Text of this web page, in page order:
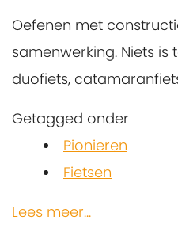
Oefenen met
samenwerking. Niets is
duofiets,
Getagged onder
Pionieren
Fietsen
Lees meer...